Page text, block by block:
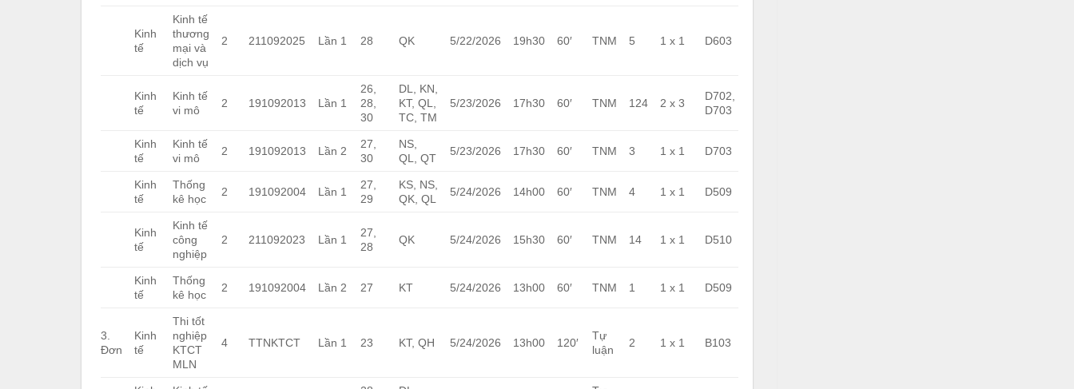
Kinh
tế
Kinh tế
thương
mại và
dịch vụ
2 211092025 Lần 1 28 QK 5/22/2026 19h30 60′ TNM 5 1 x 1 D603
Kinh
tế
Kinh tế
vi mô
2 191092013 Lần 1
26,
28,
30
DL, KN,
KT, QL,
TC, TM
5/23/2026 17h30 60′ TNM 124 2 x 3
D702,
D703
Kinh
tế
Kinh tế
vi mô
2 191092013 Lần 2
27,
30
NS,
QL, QT
5/23/2026 17h30 60′ TNM 3 1 x 1 D703
Kinh
tế
Thống
kê học
2 191092004 Lần 1
27,
29
KS, NS,
QK, QL
5/24/2026 14h00 60′ TNM 4 1 x 1 D509
Kinh
tế
Kinh tế
công
nghiệp
2 211092023 Lần 1
27,
28
QK 5/24/2026 15h30 60′ TNM 14 1 x 1 D510
Kinh
tế
Thống
kê học
2 191092004 Lần 2 27 KT 5/24/2026 13h00 60′ TNM 1 1 x 1 D509
3.
Đơn
Kinh
tế
Thi tốt
nghiệp
KTCT
MLN
4 TTNKTCT Lần 1 23 KT, QH 5/24/2026 13h00 120′
Tự
luận
2 1 x 1 B103